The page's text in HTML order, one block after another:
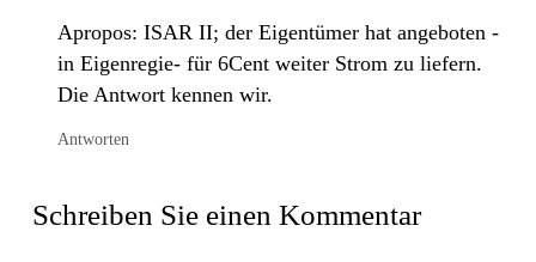
Apropos: ISAR II; der Eigentümer hat angeboten -
in Eigenregie- für 6Cent weiter Strom zu liefern.
Die Antwort kennen wir.
Antworten
Schreiben Sie einen Kommentar